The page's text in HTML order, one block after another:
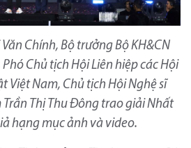
Chính, Bộ trưởng Bộ KH&CN
Chủ tịch Hội Liên hiệp các Hội
Việt Nam, Chủ tịch Hội Nghệ sĩ
Thị Thu Đông trao giải Nhất
hạng mục ảnh và video.